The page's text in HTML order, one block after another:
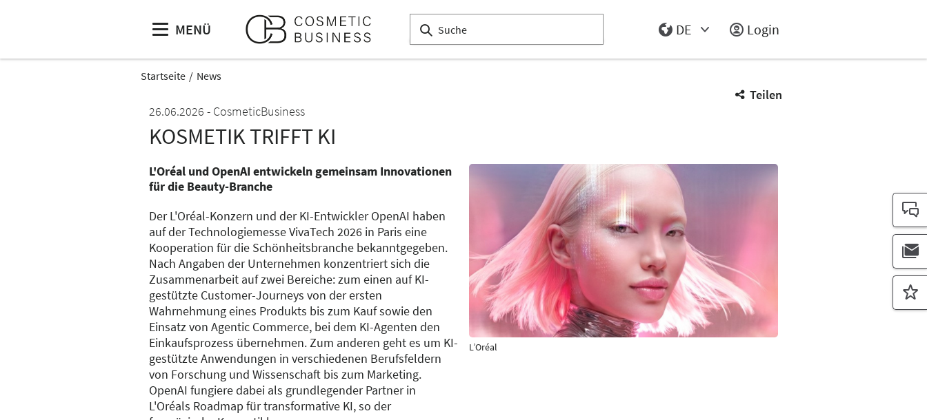
MENÜ
DE
Login
Startseite News
Teilen
26.06.2026
CosmeticBusiness
KOSMETIK TRIFFT KI
L'Oréal und OpenAI entwickeln gemeinsam Innovationen
für die Beauty-Branche
Der L'Oréal-Konzern und der KI-Entwickler OpenAI haben
auf der Technologiemesse VivaTech 2026 in Paris eine
Kooperation für die Schönheitsbranche bekanntgegeben.
Nach Angaben der Unternehmen konzentriert sich die
Zusammenarbeit auf zwei Bereiche: zum einen auf KI-
gestützte Customer-Journeys von der ersten
Wahrnehmung eines Produkts bis zum Kauf sowie den
Einsatz von Agentic Commerce, bei dem KI-Agenten den
Einkaufsprozess übernehmen. Zum anderen geht es um KI-
gestützte Anwendungen in verschiedenen Berufsfeldern
von Forschung und Wissenschaft bis zum Marketing.
OpenAI fungiere dabei als grundlegender Partner in
L'Oréals Roadmap für transformative KI, so der
L’Oréal